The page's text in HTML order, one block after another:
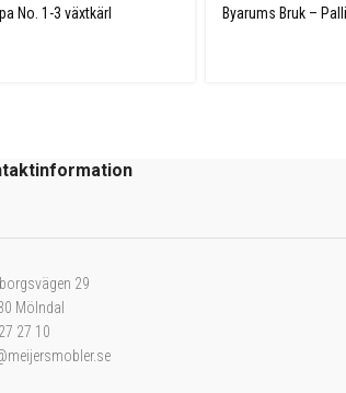
No. 1-3 växtkärl
Byarums Bruk –
29
Mölndal
27 10